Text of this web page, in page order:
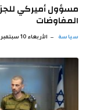
مسؤول أميركي
المفاوضات
سياسة الأربعاء 10 سبتمبر 4:58 م